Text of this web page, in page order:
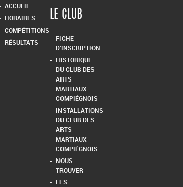
ACCUEIL
HORAIRES
COMPÉTITIONS
RÉSULTATS
LE CLUB
FICHE
D’INSCRIPTION
HISTORIQUE
DU CLUB DES
ARTS
MARTIAUX
COMPIÉGNOIS
INSTALLATIONS
DU CLUB DES
ARTS
MARTIAUX
COMPIÉGNOIS
NOUS
TROUVER
LES